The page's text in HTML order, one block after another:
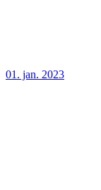
01. jan. 2023